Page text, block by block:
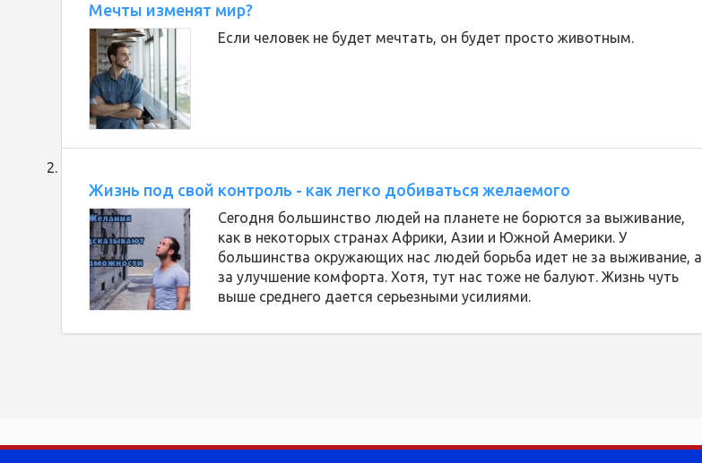
Мечты изменят мир?
Если человек не будет мечтать, он будет просто животным.
Жизнь под свой контроль - как легко добиваться желаемого
Сегодня большинство людей на планете не борются за выживание,
как в некоторых странах Африки, Азии и Южной Америки. У
большинства окружающих нас людей борьба идет не за выживание, а
за улучшение комфорта. Хотя, тут нас тоже не балуют. Жизнь чуть
выше среднего дается серьезными усилиями.